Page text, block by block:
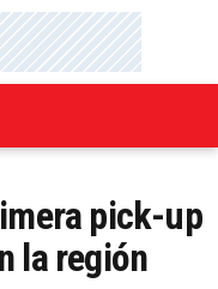
pick-up
la región